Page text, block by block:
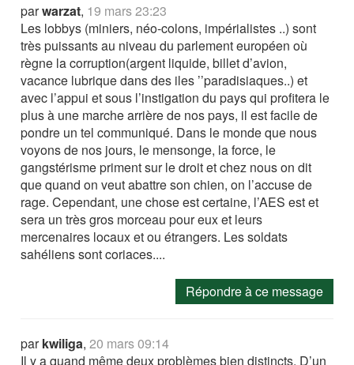
parwarzat, 19 mars 23:23
Les lobbys (miniers, néo-colons, impérialistes ..) sont
très puissants au niveau du parlement européen où
règne la corruption(argent liquide, billet d’avion,
vacance lubrique dans des iles ’’paradisiaques..) et
avec l’appui et sous l’instigation du pays qui profitera le
plus à une marche arrière de nos pays, il est facile de
pondre un tel communiqué. Dans le monde que nous
voyons de nos jours, le mensonge, la force, le
gangstérisme priment sur le droit et chez nous on dit
que quand on veut abattre son chien, on l’accuse de
rage. Cependant, une chose est certaine, l’AES est et
sera un très gros morceau pour eux et leurs
mercenaires locaux et ou étrangers. Les soldats
sahéliens sont coriaces....
Répondre à ce message
parkwiliga,20 mars 09:14
Il y a quand même deux problèmes bien distincts. D’un